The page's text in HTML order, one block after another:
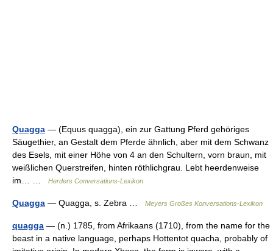
Quagga — (Equus quagga), ein zur Gattung Pferd gehöriges
Säugethier, an Gestalt dem Pferde ähnlich, aber mit dem Schwanz
des Esels, mit einer Höhe von 4 an den Schultern, vorn braun, mit
weißlichen Querstreifen, hinten röthlichgrau. Lebt heerdenweise
im… …
Herders Conversations-Lexikon
Quagga — Quagga, s. Zebra … Meyers Großes Konversations-Lexikon
quagga — (n.) 1785, from Afrikaans (1710), from the name for the
beast in a native language, perhaps Hottentot quacha, probably of